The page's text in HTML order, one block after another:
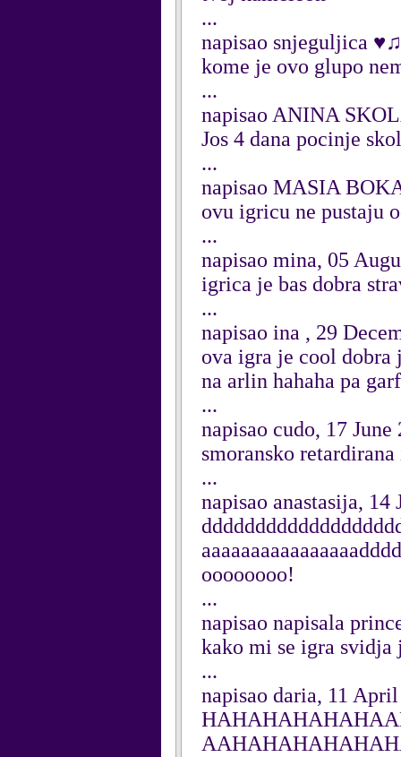
...
napisao snjeguljica
kome je ovo glupo
...
napisao ANINA
Jos 4 dana pocinje
...
napisao MASIA
ovu igricu ne pustaju
...
napisao mina, 05
igrica je bas dobra
...
napisao ina , 29
ova igra je cool dobra
na arlin hahaha pa
...
napisao cudo, 17 June
smoransko
...
napisao anastasija, 14
oooooooo!
...
napisao napisala
kako mi se igra svidja
...
napisao daria, 11